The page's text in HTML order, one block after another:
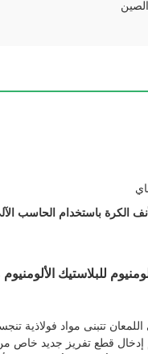
الكرة باستخدام الحاسب
للبلاستيك
قطع تفريز جديد خاص من